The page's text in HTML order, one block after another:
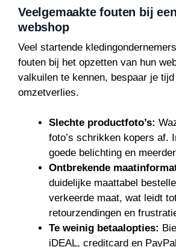
Veelgemaakte fouten bij
webshop
Veel startende
fouten bij het opzetten van hun
valkuilen te kennen, bespaar je
omzetverlies.
Slechte productfoto’s:
foto’s schrikken kopers af.
goede belichting en
Ontbrekende
duidelijke maattabel
verkeerde maat, wat leidt
retourzendingen en
Te weinig betaalopties:
iDEAL, creditcard en